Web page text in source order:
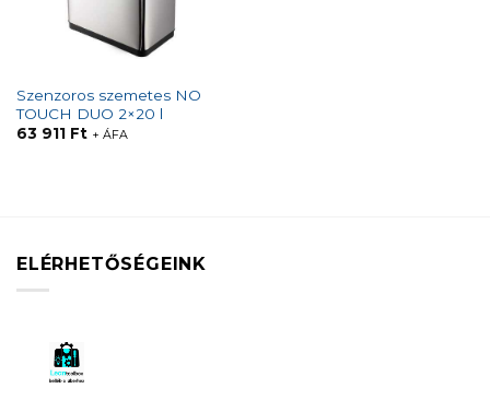
Szenzoros szemetes NO
TOUCH DUO 2×20 l
63 911 Ft + ÁFA
ELÉRHETŐSÉGEINK